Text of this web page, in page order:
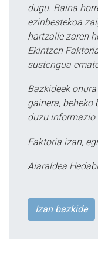
dugu. Baina
ezinbestekoa
hartzaile zaren
Ekintzen
sustengua
Bazkideek
gainera,
duzu informazio
Faktoria izan,
Aiaraldea
Izan bazkide